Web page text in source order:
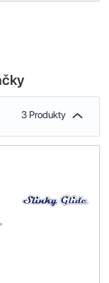
3 Produkty